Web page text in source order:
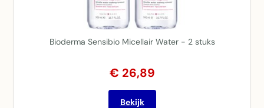
Bioderma Sensibio Micellair Water - 2 stuks
€ 26,89
Bekijk